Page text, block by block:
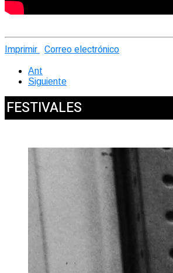
Imprimir Correo electrónico
Ant
Siguiente
FESTIVALES